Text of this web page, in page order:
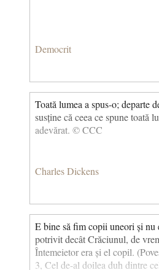
Democrit
Toată lumea a spus-o; departe
susține că ceea ce spune toată
adevărat. © CCC
Charles Dickens
E bine să fim copii uneori și nu
potrivit decât Crăciunul, de
Întemeietor era și el copil.
3, Cel de-al doilea duh dintre